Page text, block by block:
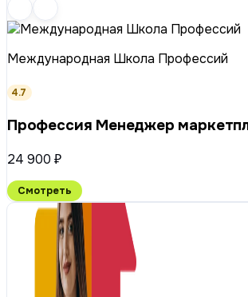
Международная Школа Профессий
4.7
Профессия Менеджер
24 900 ₽
Смотреть